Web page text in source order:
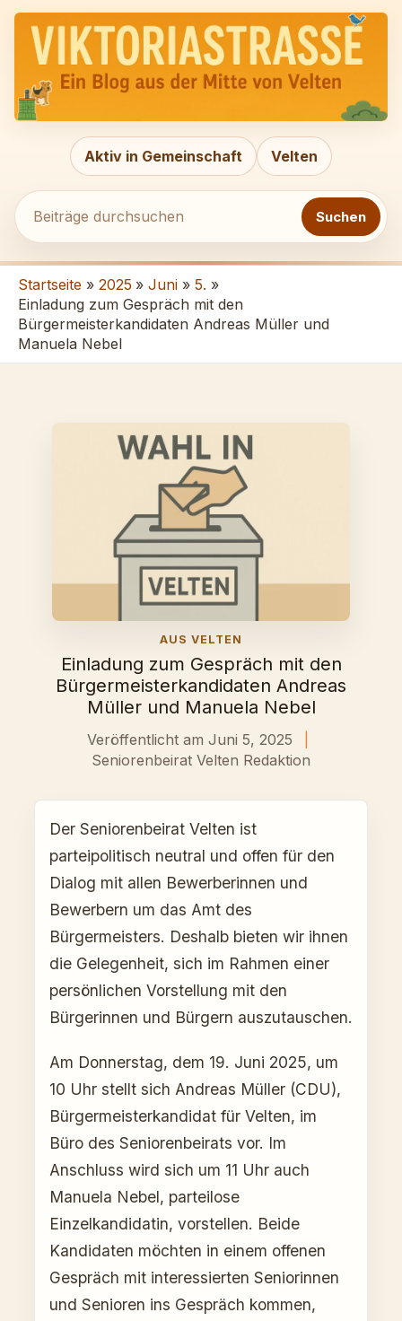
Zum
Inhalt
springen
Aktiv in Gemeinschaft Velten
Beiträge
durchsuchen
Suchen
Startseite 2025 Juni
5.
Einladung zum Gespräch mit den
Bürgermeisterkandidaten Andreas Müller und
Manuela Nebel
AUS VELTEN
Einladung zum Gespräch mit den
Bürgermeisterkandidaten Andreas
Müller und Manuela Nebel
Veröffentlicht am Juni 5, 2025
Seniorenbeirat Velten Redaktion
Der Seniorenbeirat Velten ist
parteipolitisch neutral und offen für den
Dialog mit allen Bewerberinnen und
Bewerbern um das Amt des
Bürgermeisters. Deshalb bieten wir ihnen
die Gelegenheit, sich im Rahmen einer
persönlichen Vorstellung mit den
Bürgerinnen und Bürgern auszutauschen.
Am Donnerstag, dem 19. Juni 2025, um
10 Uhr stellt sich Andreas Müller (CDU),
Bürgermeisterkandidat für Velten, im
Büro des Seniorenbeirats vor. Im
Anschluss wird sich um 11 Uhr auch
Manuela Nebel, parteilose
Einzelkandidatin, vorstellen. Beide
Kandidaten möchten in einem offenen
Gespräch mit interessierten Seniorinnen
und Senioren ins Gespräch kommen,